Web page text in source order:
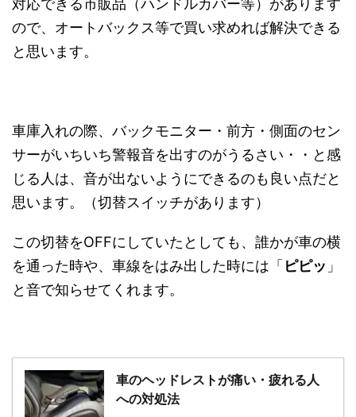
対応できる市販品（ハンドルカバー等）があります
ので、オートバックス等で買い求めれば解決できる
と思います。
車庫入れの際、バックモニター・前方・側面のセン
サーがいちいち警報音を出すのがうるさい・・と感
じる人は、音が出ないようにできるのも良い点だと
思います。（切替スイッチがあります）
この切替をOFFにしていたとしても、誰かが車の横
を通った時や、車線をはみ出した時には「 ピピッ 」
と音で知らせてくれます。
車のヘッドレストが痛い・疲れる人
への対処法